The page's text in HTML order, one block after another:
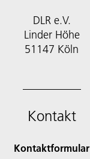
DLR e.V.
Linder Höhe
51147 Köln
Kontakt
Kontaktformular